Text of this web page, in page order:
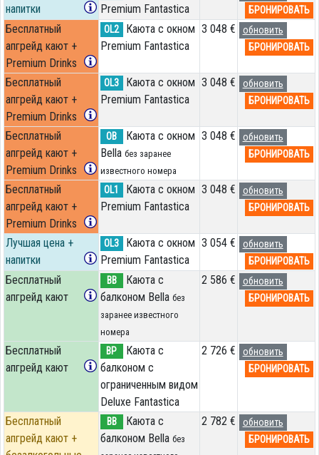
напитки
Premium Fantastica
БРОНИРОВАТЬ
Бесплатный
апгрейд кают +
Premium Drinks
OL2
Каюта с окном
Premium Fantastica
3 048 €
обновить
БРОНИРОВАТЬ
Бесплатный
апгрейд кают +
Premium Drinks
OL3
Каюта с окном
Premium Fantastica
3 048 €
обновить
БРОНИРОВАТЬ
Бесплатный
апгрейд кают +
Premium Drinks
OB
Каюта с окном
Bella без заранее
известного номера
3 048 €
обновить
БРОНИРОВАТЬ
Бесплатный
апгрейд кают +
Premium Drinks
OL1
Каюта с окном
Premium Fantastica
3 048 €
обновить
БРОНИРОВАТЬ
Лучшая цена +
напитки
OL3
Каюта с окном
Premium Fantastica
3 054 €
обновить
БРОНИРОВАТЬ
Бесплатный
апгрейд кают
BB
Каюта с
балконом Bella без
заранее известного
номера
2 586 €
обновить
БРОНИРОВАТЬ
Бесплатный
апгрейд кают
BP
Каюта с
балконом c
ограниченным видом
Deluxe Fantastica
2 726 €
обновить
БРОНИРОВАТЬ
Бесплатный
апгрейд кают +
BB
Каюта с
балконом Bella без
2 782 €
обновить
БРОНИРОВАТЬ